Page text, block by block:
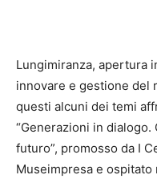
Lungimiranza, apertura
innovare e gestione del
questi alcuni dei temi
“Generazioni in dialogo.
futuro”, promosso da I
Museimpresa e ospitato